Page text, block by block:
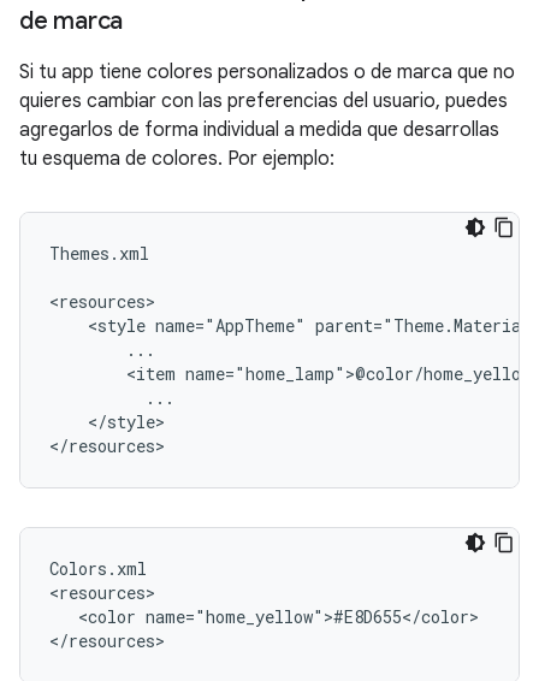
de marca
Si tu app tiene colores personalizados o de marca que no
quieres cambiar con las preferencias del usuario, puedes
agregarlos de forma individual a medida que desarrollas
tu esquema de colores. Por ejemplo:
Themes.xml
<style name="AppTheme"
<item
</style>
Colors.xml
<color name="home_yellow">#E8D655</color>